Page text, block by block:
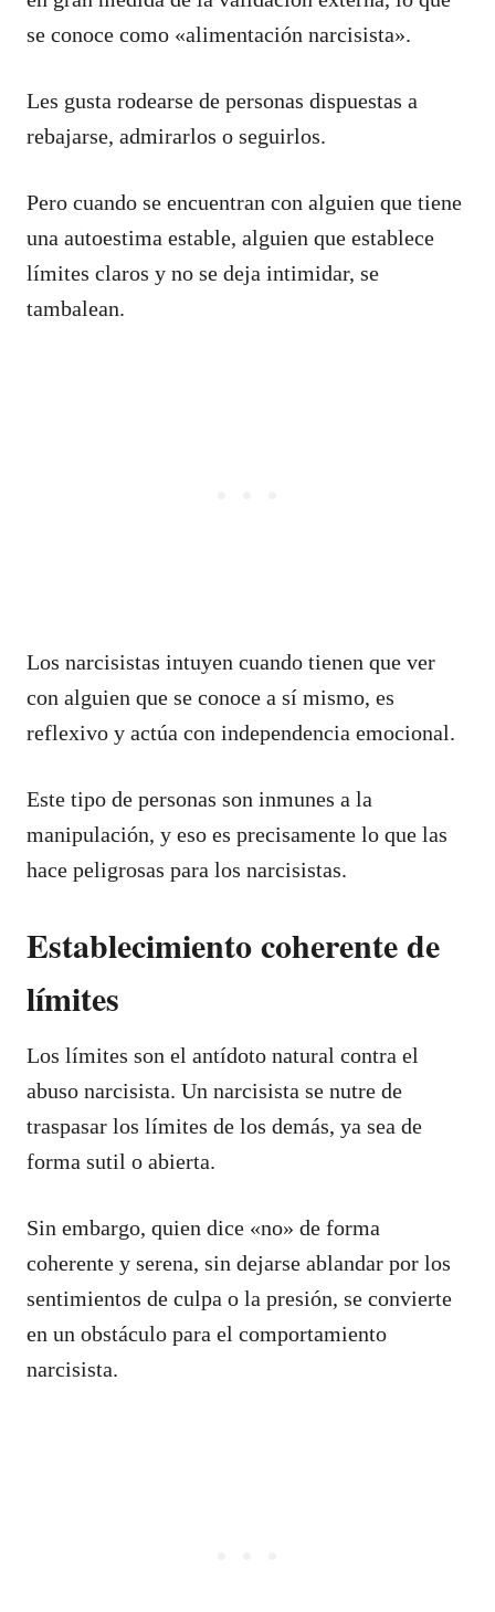
se conoce como «alimentación narcisista».
Les gusta rodearse de personas dispuestas a
rebajarse, admirarlos o seguirlos.
Pero cuando se encuentran con alguien que tiene
una autoestima estable, alguien que establece
límites claros y no se deja intimidar, se
tambalean.
Los narcisistas intuyen cuando tienen que ver
con alguien que se conoce a sí mismo, es
reflexivo y actúa con independencia emocional.
Este tipo de personas son inmunes a la
manipulación, y eso es precisamente lo que las
hace peligrosas para los narcisistas.
Establecimiento coherente de
límites
Los límites son el antídoto natural contra el
abuso narcisista. Un narcisista se nutre de
traspasar los límites de los demás, ya sea de
forma sutil o abierta.
Sin embargo, quien dice «no» de forma
coherente y serena, sin dejarse ablandar por los
sentimientos de culpa o la presión, se convierte
en un obstáculo para el comportamiento
narcisista.